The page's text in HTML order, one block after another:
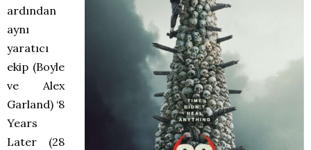
ardından
aynı
yaratıcı
ekip (Boyle
ve Alex
Garland) ‘8
Years
Later (28